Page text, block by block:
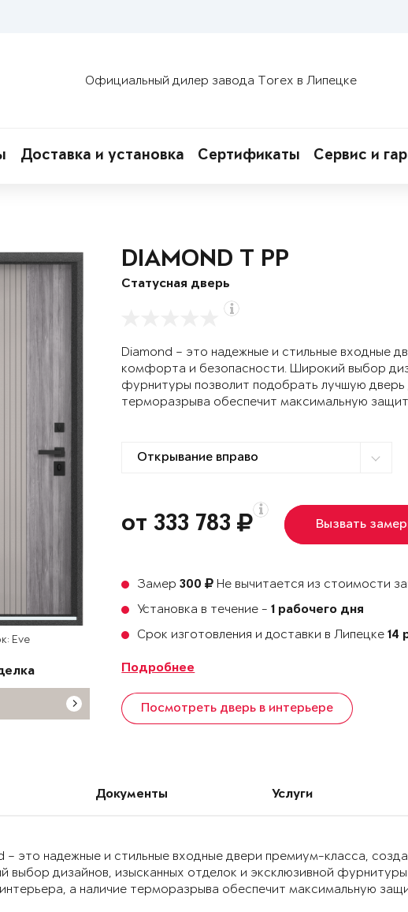
Официальный дилер завода Torex в Липецке
Доставка и установка Сертификаты Сервис и
Eve
DIAMOND T РР
Статусная дверь
Diamond – это надежные и стильные входные
комфорта и безопасности. Широкий выбор
фурнитуры позволит подобрать лучшую дверь
терморазрыва обеспечит максимальную
от 333 783 Вызвать
Замер300
Не вычитается из стоимости
Установка в течение -1 рабочего дня
Срок изготовления и доставки в Липецке14
Подробнее
Посмотреть дверь в интерьере
Документы Услуги
– это надежные и стильные входные двери премиум-класса,
выбор дизайнов, изысканных отделок и эксклюзивной
а наличие терморазрыва обеспечит максимальную